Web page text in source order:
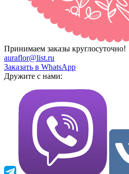
Принимаем заказы круглосуточно!
auraflor@list.ru
Заказать в WhatsApp
Дружите с нами: